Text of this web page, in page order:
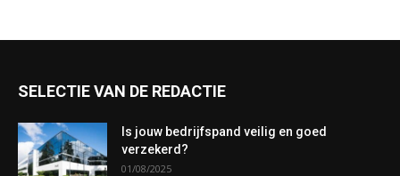
SELECTIE VAN DE REDACTIE
Is jouw bedrijfspand veilig en goed
verzekerd?
01/08/2025